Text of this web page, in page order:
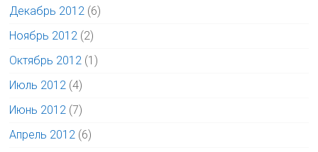
Декабрь 2012 (6)
Ноябрь 2012 (2)
Октябрь 2012 (1)
Июль 2012 (4)
Июнь 2012 (7)
Апрель 2012 (6)